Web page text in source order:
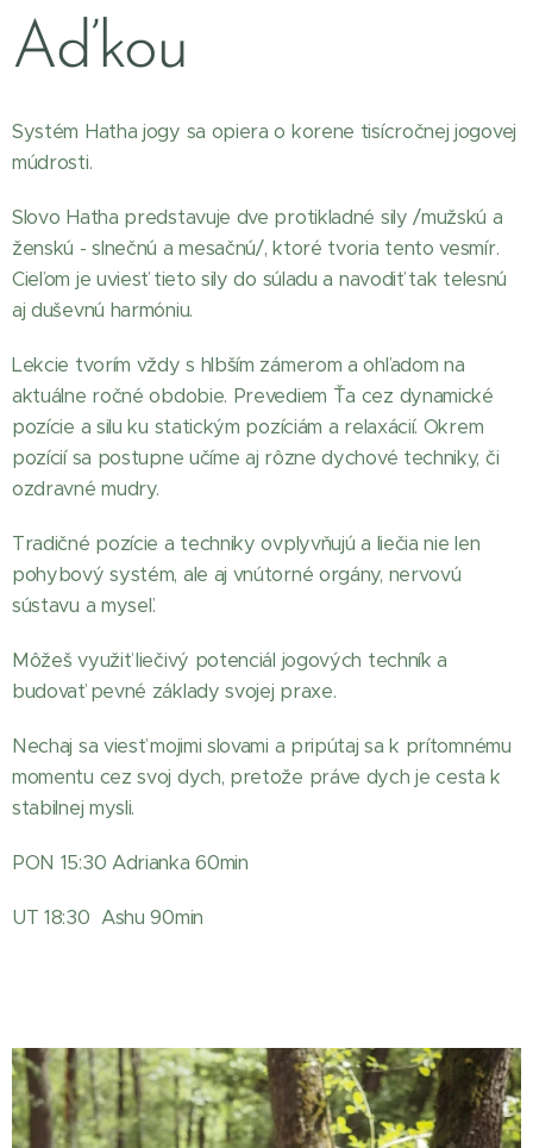
Aďkou
Systém Hatha jogy sa opiera o korene tisícročnej jogovej
múdrosti.
Slovo Hatha predstavuje dve protikladné sily /mužskú a
ženskú - slnečnú a mesačnú/, ktoré tvoria tento vesmír.
Cieľom je uviesť tieto sily do súladu a navodiť tak telesnú
aj duševnú harmóniu.
Lekcie tvorím vždy s hlbším zámerom a ohľadom na
aktuálne ročné obdobie. Prevediem Ťa cez dynamické
pozície a silu ku statickým pozíciám a relaxácií. Okrem
pozícií sa postupne učíme aj rôzne dychové techniky, či
ozdravné mudry.
Tradičné pozície a techniky ovplyvňujú a liečia nie len
pohybový systém, ale aj vnútorné orgány, nervovú
sústavu a myseľ.
Môžeš využiť liečivý potenciál jogových techník a
budovať pevné základy svojej praxe.
Nechaj sa viesť mojimi slovami a pripútaj sa k prítomnému
momentu cez svoj dych, pretože práve dych je cesta k
stabilnej mysli.
PON 15:30 Adrianka 60min
UT 18:30 Ashu 90min